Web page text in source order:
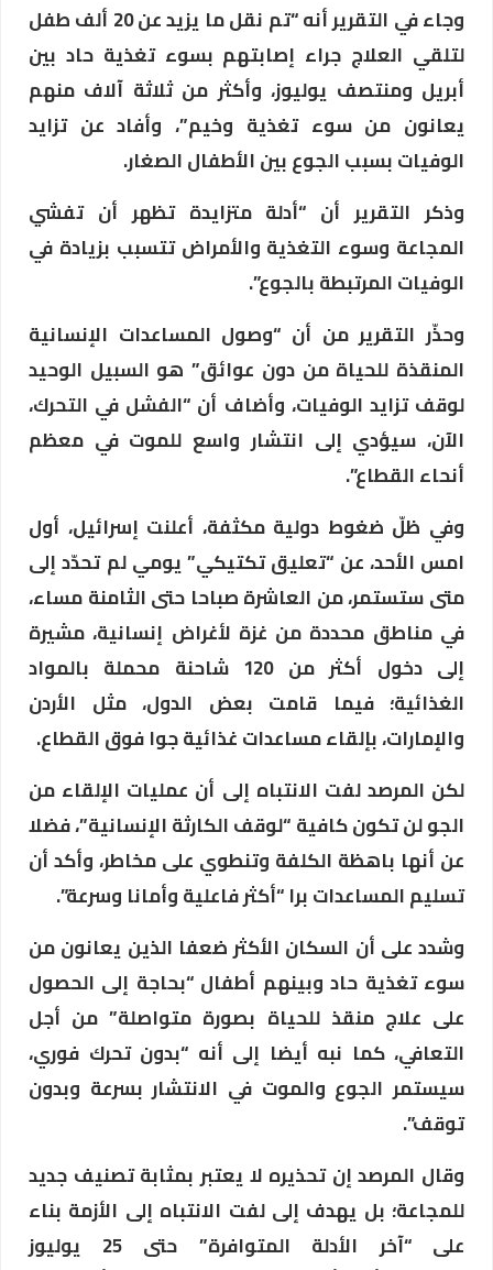
وجاء في التقرير أنه “تم نقل ما يزيد عن 20 ألف طفل
لتلقي العلاج جراء إصابتهم بسوء تغذية حاد بين
أبريل ومنتصف يوليوز، وأكثر من ثلاثة آلاف منهم
يعانون من سوء تغذية وخيم”، وأفاد عن تزايد
الوفيات بسبب الجوع بين الأطفال الصغار.
وذكر التقرير أن “أدلة متزايدة تظهر أن تفشي
المجاعة وسوء التغذية والأمراض تتسبب بزيادة في
الوفيات المرتبطة بالجوع”.
وحذّر التقرير من أن “وصول المساعدات الإنسانية
المنقذة للحياة من دون عوائق” هو السبيل الوحيد
لوقف تزايد الوفيات، وأضاف أن “الفشل في التحرك،
الآن، سيؤدي إلى انتشار واسع للموت في معظم
أنحاء القطاع”.
وفي ظلّ ضغوط دولية مكثفة، أعلنت إسرائيل، أول
امس الأحد، عن “تعليق تكتيكي” يومي لم تحدّد إلى
متى ستستمر، من العاشرة صباحا حتى الثامنة مساء،
في مناطق محددة من غزة لأغراض إنسانية، مشيرة
إلى دخول أكثر من 120 شاحنة محملة بالمواد
الغذائية؛ فيما قامت بعض الدول، مثل الأردن
والإمارات، بإلقاء مساعدات غذائية جوا فوق القطاع.
لكن المرصد لفت الانتباه إلى أن عمليات الإلقاء من
الجو لن تكون كافية “لوقف الكارثة الإنسانية”، فضلا
عن أنها باهظة الكلفة وتنطوي على مخاطر، وأكد أن
تسليم المساعدات برا “أكثر فاعلية وأمانا وسرعة”.
وشدد على أن السكان الأكثر ضعفا الذين يعانون من
سوء تغذية حاد وبينهم أطفال “بحاجة إلى الحصول
على علاج منقذ للحياة بصورة متواصلة” من أجل
التعافي، كما نبه أيضا إلى أنه “بدون تحرك فوري،
سيستمر الجوع والموت في الانتشار بسرعة وبدون
توقف”.
وقال المرصد إن تحذيره لا يعتبر بمثابة تصنيف جديد
للمجاعة؛ بل يهدف إلى لفت الانتباه إلى الأزمة بناء
على “آخر الأدلة المتوافرة” حتى 25 يوليوز